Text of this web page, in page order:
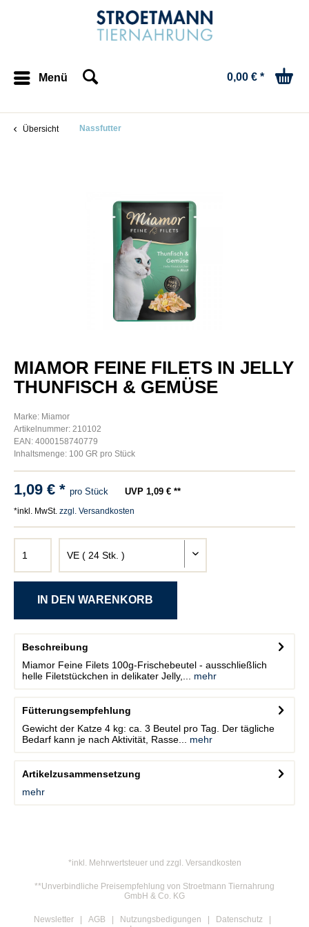
Menü 0,00 € *
Übersicht Nassfutter
MIAMOR FEINE FILETS IN JELLY
THUNFISCH & GEMÜSE
Marke: Miamor
Artikelnummer: 210102
EAN: 4000158740779
Inhaltsmenge: 100 GR pro Stück
1,09 € * pro Stück UVP 1,09 € **
*inkl. MwSt. zzgl. Versandkosten
Beschreibung
Miamor Feine Filets 100g-Frischebeutel - ausschließlich
helle Filetstückchen in delikater Jelly,...
mehr
Fütterungsempfehlung
Gewicht der Katze 4 kg: ca. 3 Beutel pro Tag. Der tägliche
Bedarf kann je nach Aktivität, Rasse...
mehr
Artikelzusammensetzung
mehr
*inkl. Mehrwertsteuer und zzgl. Versandkosten
**Unverbindliche Preisempfehlung von Stroetmann Tiernahrung
GmbH & Co. KG
Newsletter AGB Nutzungsbedigungen
Datenschutz